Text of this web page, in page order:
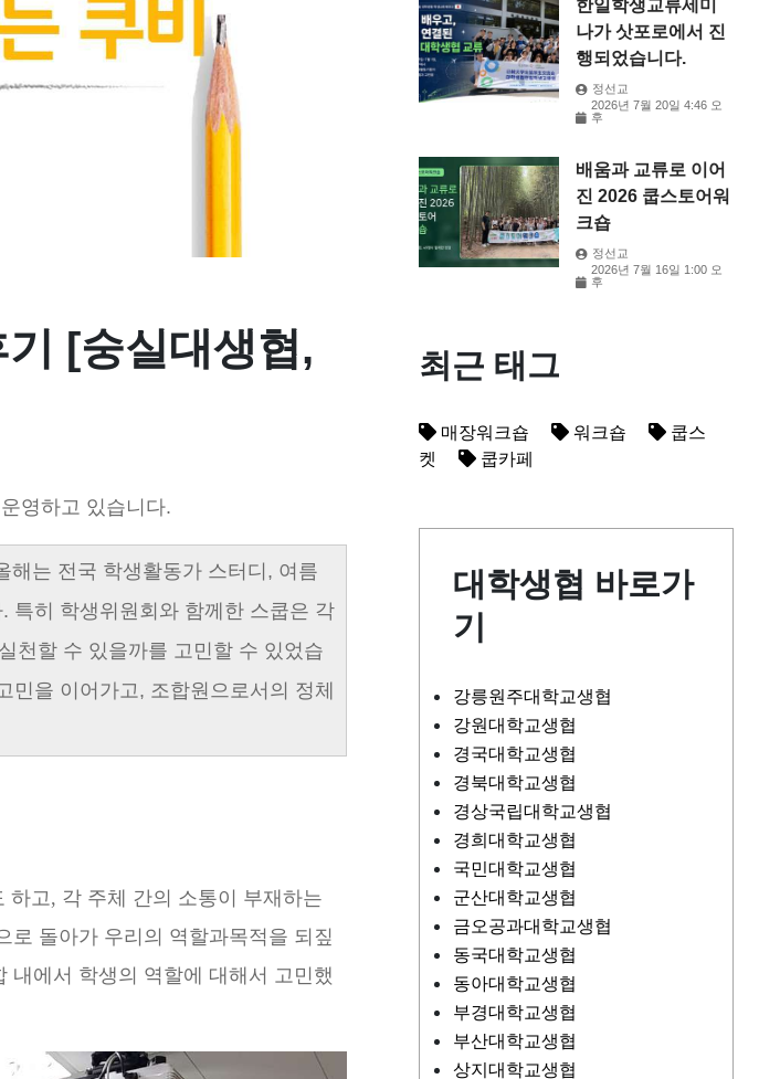
[숭실대생협,
영하고 있습니다.
해는 전국 학생활동가 스터디, 여름
특히 학생위원회와 함께한 스쿱은 각
천할 수 있을까를 고민할 수 있었습
을 이어가고, 조합원으로서의 정체
하고, 각 주체 간의 소통이 부재하는
로 돌아가 우리의 역할과목적을 되짚
내에서 학생의 역할에 대해서 고민했
한일학생교류세미
나가 삿포로에서 진
행되었습니다.
정선교
2026년 7월 20일 4:46 오
후
배움과 교류로 이어
진 2026 쿱스토어워
크숍
정선교
2026년 7월 16일 1:00 오
후
최근 태그
매장워크숍 워크숍
쿱스
켓
쿱카페
대학생협 바로가
기
강릉원주대학교생협
강원대학교생협
경국대학교생협
경북대학교생협
경상국립대학교생협
경희대학교생협
국민대학교생협
군산대학교생협
금오공과대학교생협
동국대학교생협
동아대학교생협
부경대학교생협
부산대학교생협
상지대학교생협